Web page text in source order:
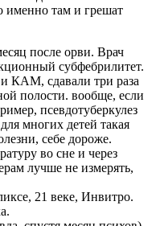
именно там и грешат
после орви. Врач
субфебрилитет.
КАМ, сдавали три раза
полости. вообще, если
псевдотуберкулез
многих детей такая
себе дороже.
во сне и через
лучше не измерять,
21 веке, Инвитро.